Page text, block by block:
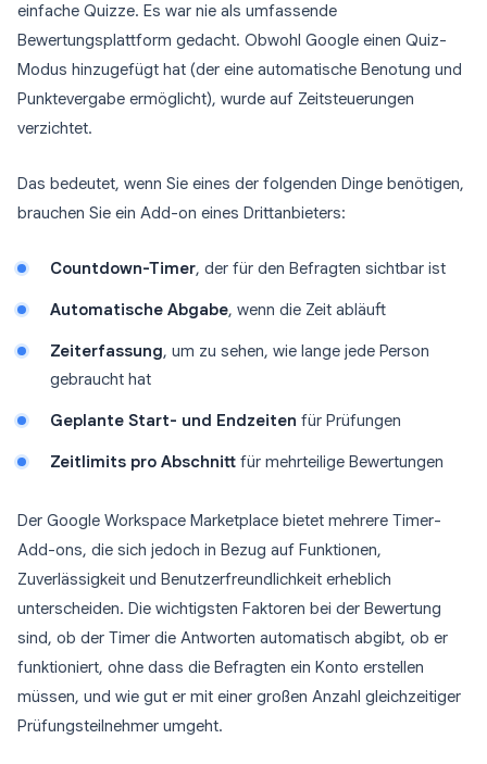
einfache Quizze. Es war nie als umfassende
Bewertungsplattform gedacht. Obwohl Google einen Quiz-
Modus hinzugefügt hat (der eine automatische Benotung und
Punktevergabe ermöglicht), wurde auf Zeitsteuerungen
verzichtet.
Das bedeutet, wenn Sie eines der folgenden Dinge benötigen,
brauchen Sie ein Add-on eines Drittanbieters:
Countdown-Timer, der für den Befragten sichtbar ist
Automatische Abgabe, wenn die Zeit abläuft
Zeiterfassung, um zu sehen, wie lange jede Person
gebraucht hat
Geplante Start- und Endzeiten für Prüfungen
Zeitlimits pro Abschnitt für mehrteilige Bewertungen
Der Google Workspace Marketplace bietet mehrere Timer-
Add-ons, die sich jedoch in Bezug auf Funktionen,
Zuverlässigkeit und Benutzerfreundlichkeit erheblich
unterscheiden. Die wichtigsten Faktoren bei der Bewertung
sind, ob der Timer die Antworten automatisch abgibt, ob er
funktioniert, ohne dass die Befragten ein Konto erstellen
müssen, und wie gut er mit einer großen Anzahl gleichzeitiger
Prüfungsteilnehmer umgeht.